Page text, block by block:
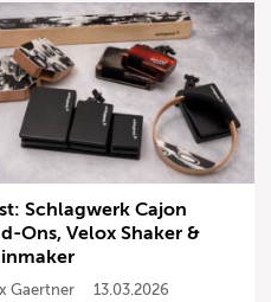
Schlagwerk Cajon
Ons, Velox Shaker &
Gaertner
13.03.2026